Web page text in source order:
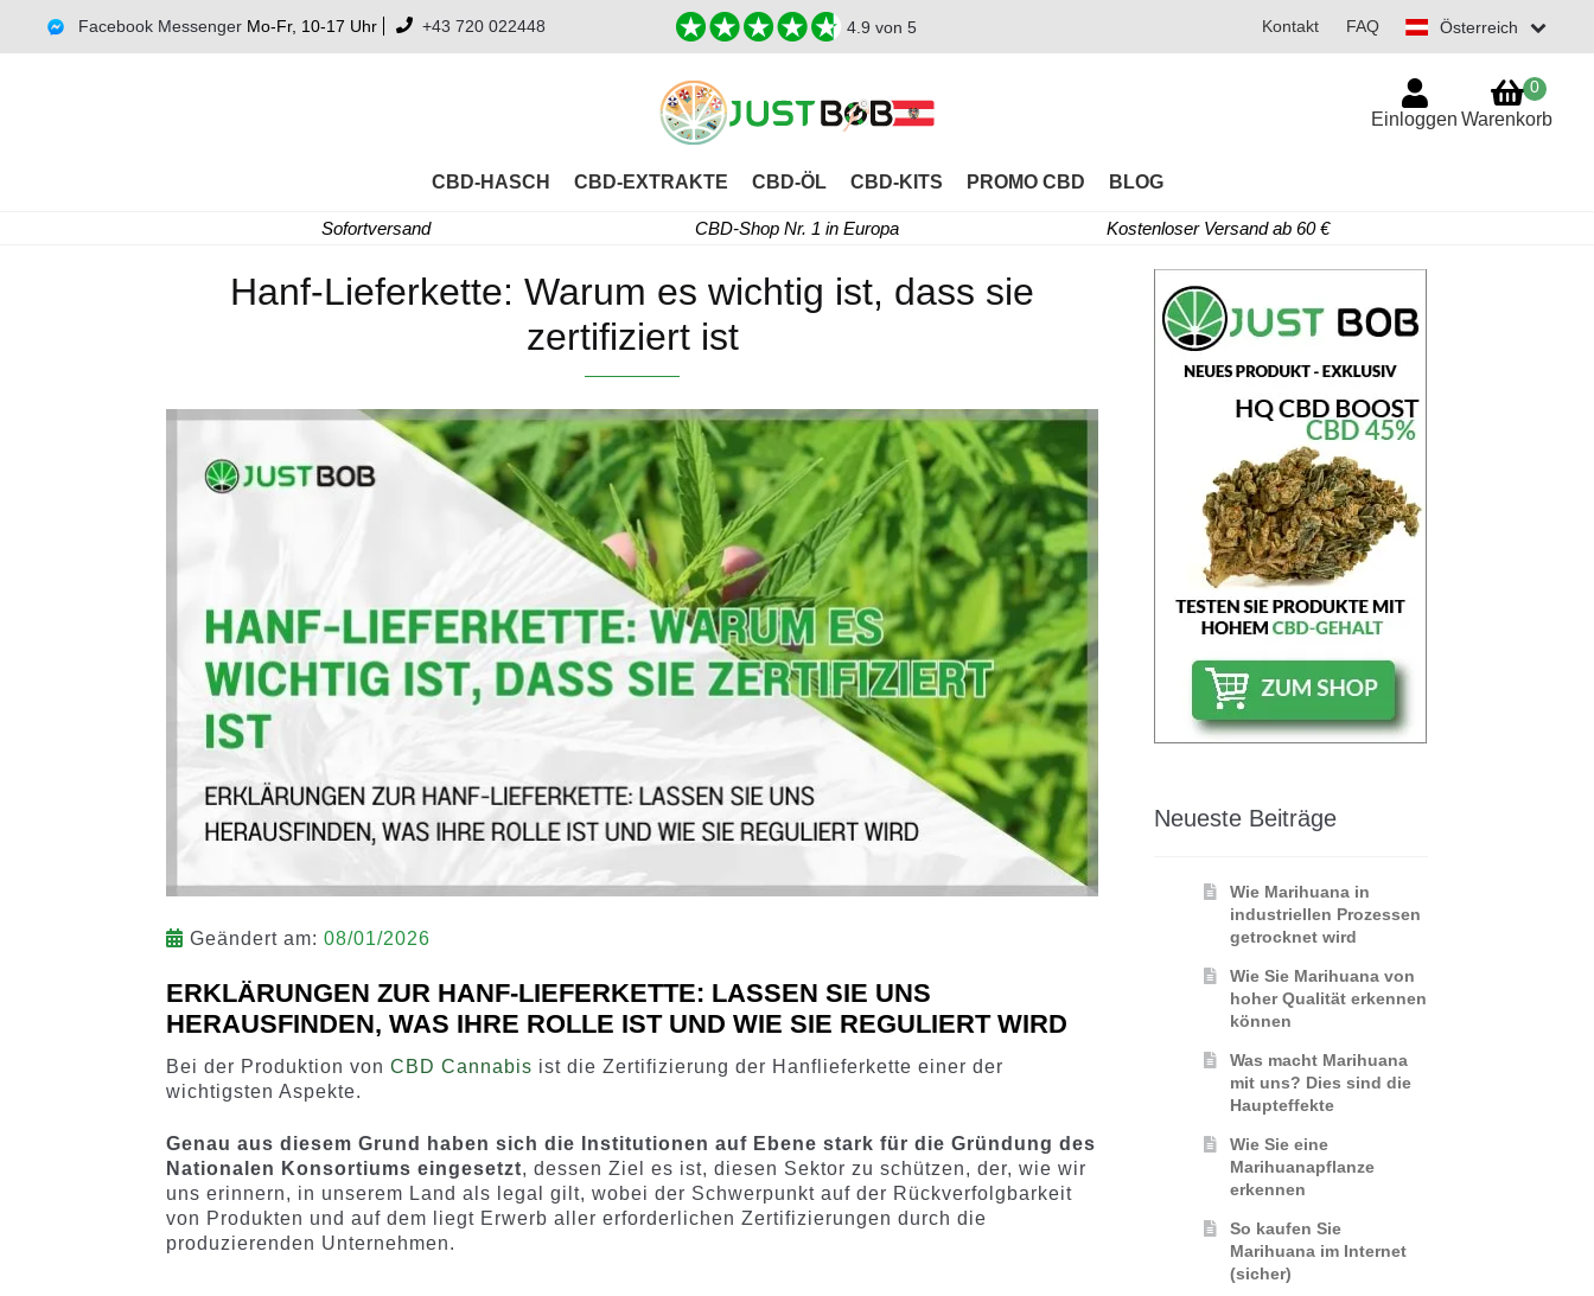
Facebook Messenger Mo-Fr, 10-17 Uhr +43 720 022448 4.9 von 5 Österreich
Kontakt FAQ
CBD-HASCH CBD-EXTRAKTE CBD-ÖL CBD-KITS PROMO CBD BLOG
Einloggen Warenkorb
0
Sofortversand CBD-Shop Nr. 1 in Europa Kostenloser Versand ab 60 €
Hanf-Lieferkette: Warum es wichtig ist, dass sie
zertifiziert ist
Geändert am: 08/01/2026
ERKLÄRUNGEN ZUR HANF-LIEFERKETTE: LASSEN SIE UNS
HERAUSFINDEN, WAS IHRE ROLLE IST UND WIE SIE REGULIERT WIRD
Bei der Produktion vonCBD Cannabis ist die Zertifizierung der Hanflieferkette einer der
wichtigsten Aspekte.
Genau aus diesem Grund haben sich die Institutionen auf Ebene stark für die Gründung des
Nationalen Konsortiums eingesetzt, dessen Ziel es ist, diesen Sektor zu schützen, der, wie wir
uns erinnern, in unserem Land als legal gilt, wobei der Schwerpunkt auf der Rückverfolgbarkeit
von Produkten und auf dem liegt Erwerb aller erforderlichen Zertifizierungen durch die
produzierenden Unternehmen.
Neueste Beiträge
Wie Marihuana in
industriellen Prozessen
getrocknet wird
Wie Sie Marihuana von
hoher Qualität erkennen
können
Was macht Marihuana
mit uns? Dies sind die
Haupteffekte
Wie Sie eine
Marihuanapflanze
erkennen
So kaufen Sie
Marihuana im Internet
(sicher)